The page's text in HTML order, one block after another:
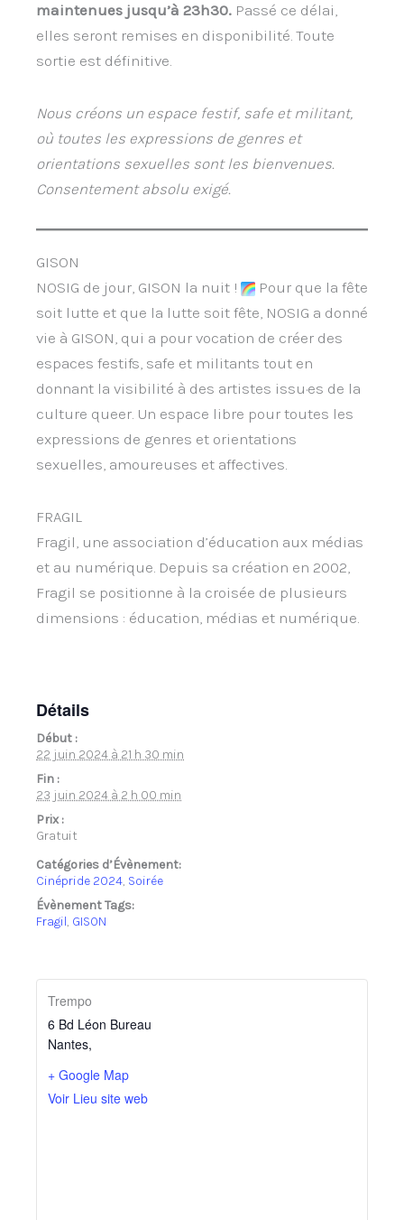
maintenues jusqu’à 23h30. Passé ce délai,
elles seront remises en disponibilité. Toute
sortie est définitive.
Nous créons un espace festif, safe et militant,
où toutes les expressions de genres et
orientations sexuelles sont les bienvenues.
Consentement absolu exigé.
GISON
NOSIG de jour, GISON la nuit !
Pour que la fête
soit lutte et que la lutte soit fête, NOSIG a donné
vie à GISON, qui a pour vocation de créer des
espaces festifs, safe et militants tout en
donnant la visibilité à des artistes issu·es de la
culture queer. Un espace libre pour toutes les
expressions de genres et orientations
sexuelles, amoureuses et affectives.
FRAGIL
Fragil, une association d’éducation aux médias
et au numérique. Depuis sa création en 2002,
Fragil se positionne à la croisée de plusieurs
dimensions : éducation, médias et numérique.
Détails
Début :
22 juin 2024 à 21 h 30 min
Fin :
23 juin 2024 à 2 h 00 min
Prix :
Gratuit
Catégories d’Évènement:
Cinépride 2024, Soirée
Évènement Tags:
Fragil, GISON
Trempo
6 Bd Léon Bureau
Nantes,
+ Google Map
Voir Lieu site web